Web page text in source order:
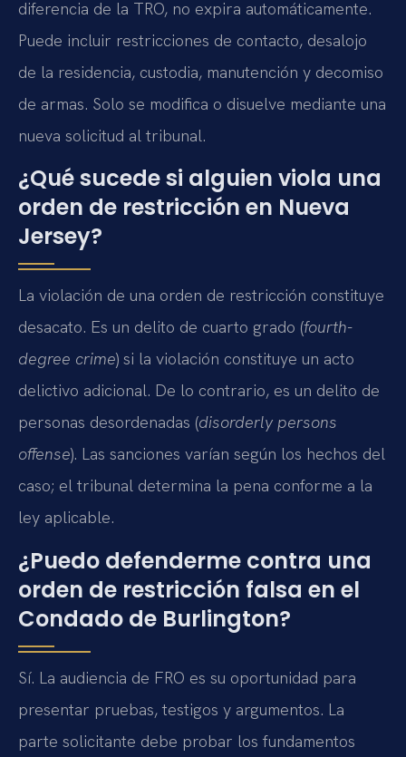
diferencia de la TRO, no expira automáticamente.
Puede incluir restricciones de contacto, desalojo
de la residencia, custodia, manutención y decomiso
de armas. Solo se modifica o disuelve mediante una
nueva solicitud al tribunal.
¿Qué sucede si alguien viola una
orden de restricción en Nueva
Jersey?
La violación de una orden de restricción constituye
desacato. Es un delito de cuarto grado (fourth-
degree crime) si la violación constituye un acto
delictivo adicional. De lo contrario, es un delito de
personas desordenadas (disorderly persons
offense). Las sanciones varían según los hechos del
caso; el tribunal determina la pena conforme a la
ley aplicable.
¿Puedo defenderme contra una
orden de restricción falsa en el
Condado de Burlington?
Sí. La audiencia de FRO es su oportunidad para
presentar pruebas, testigos y argumentos. La
parte solicitante debe probar los fundamentos